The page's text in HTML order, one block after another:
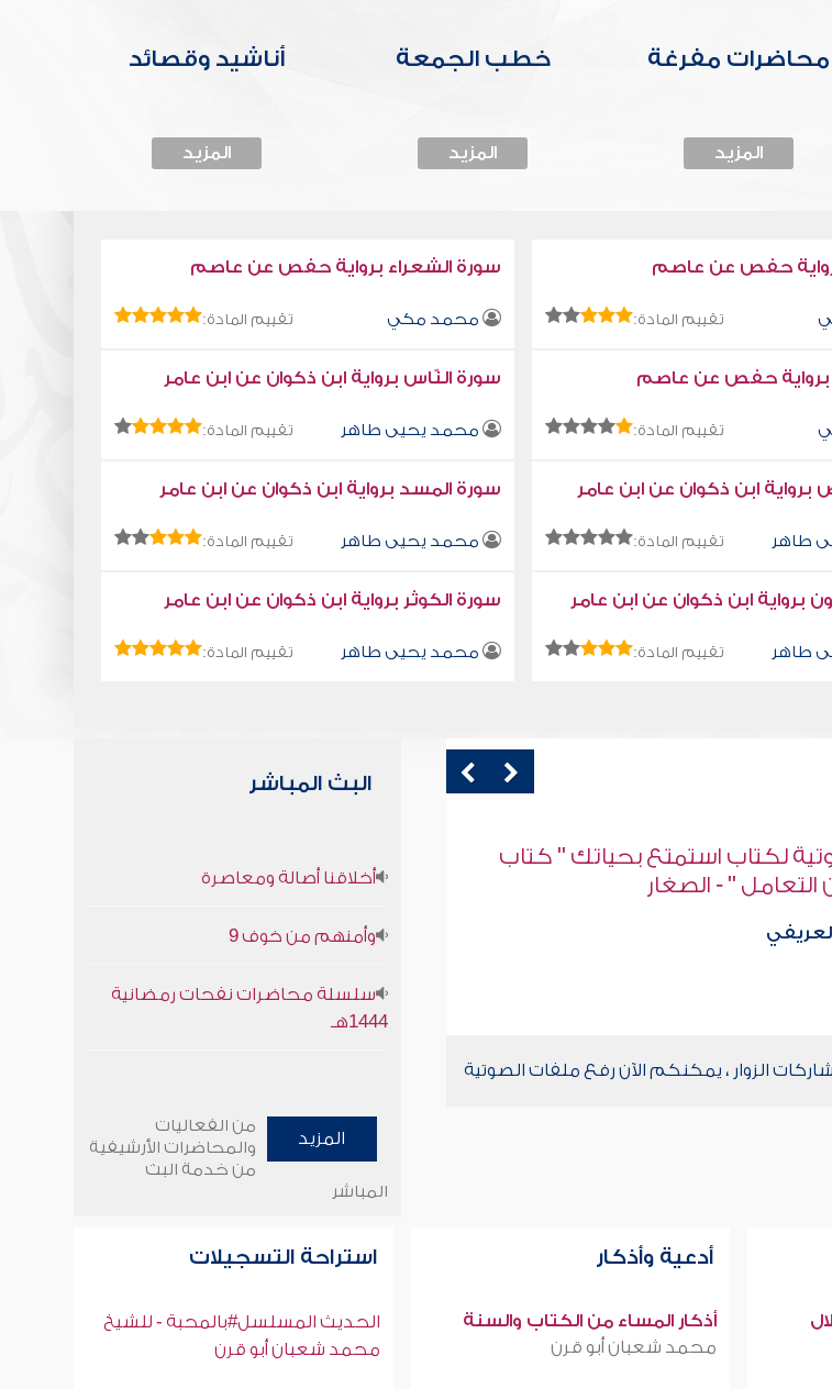
محاضرات مفرغة
المزيد
خطب الجمعة
المزيد
أناشيد وقصائد
المزيد
حفص عن عاصم
تقييم المادة:
سورة الشعراء برواية حفص عن عاصم
محمد مكي تقييم المادة:
برواية حفص عن عاصم
تقييم المادة:
سورة النّاس برواية ابن ذكوان عن ابن عامر
محمد يحيى طاهر تقييم المادة:
برواية ابن ذكوان عن ابن عامر
طاهر تقييم المادة:
سورة المسد برواية ابن ذكوان عن ابن عامر
محمد يحيى طاهر تقييم المادة:
برواية ابن ذكوان عن ابن عامر
طاهر تقييم المادة:
سورة الكوثر برواية ابن ذكوان عن ابن عامر
محمد يحيى طاهر تقييم المادة:
لكتاب استمتع بحياتك كتاب
- لماذا نبحث عن المهارات
الزوار ، يمكنكم الآن رفع ملفات الصوتية
البث المباشر
أخلاقنا أصالة ومعاصرة
وأمنهم من خوف 9
سلسلة محاضرات نفحات رمضانية
1444هـ
المزيد
من الفعاليات
والمحاضرات الأرشيفية
من خدمة البث
المباشر
أدعية وأذكار
أذكار المساء من الكتاب والسنة
محمد شعبان أبو قرن
استراحة التسجيلات
الحديث المسلسل#بالمحبة - للشيخ
محمد شعبان أبو قرن